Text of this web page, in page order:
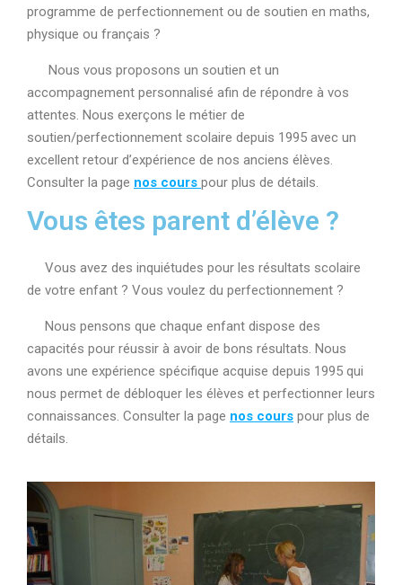
programme de perfectionnement ou de soutien en maths,
physique ou français ?
Nous vous proposons un soutien et un
accompagnement personnalisé afin de répondre à vos
attentes. Nous exerçons le métier de
soutien/perfectionnement scolaire depuis 1995 avec un
excellent retour d’expérience de nos anciens élèves.
Consulter la page nos cours pour plus de détails.
Vous êtes parent d’élève ?
Vous avez des inquiétudes pour les résultats scolaire
de votre enfant ? Vous voulez du perfectionnement ?
Nous pensons que chaque enfant dispose des
capacités pour réussir à avoir de bons résultats. Nous
avons une expérience spécifique acquise depuis 1995 qui
nous permet de débloquer les élèves et perfectionner leurs
connaissances. Consulter la page nos cours pour plus de
détails.